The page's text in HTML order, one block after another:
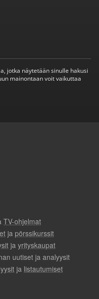
jotka näytetään sinulle hakusi
mainontaan voit vaikuttaa